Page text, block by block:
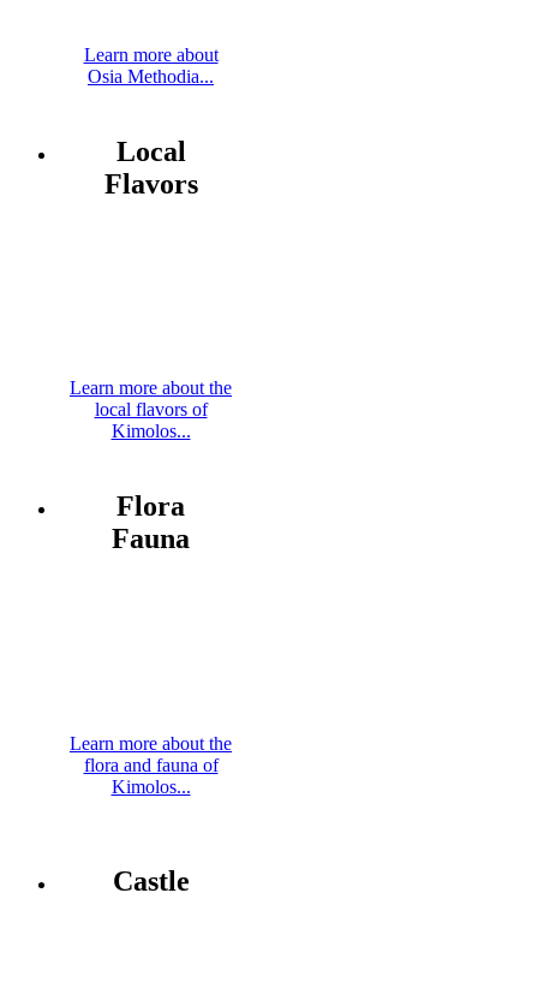
Learn more about
Osia Methodia...
Local
Flavors
Learn more about the
local flavors of
Kimolos...
Flora
Fauna
Learn more about the
flora and fauna of
Kimolos...
Castle